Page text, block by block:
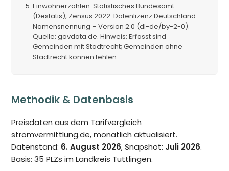
Einwohnerzahlen: Statistisches Bundesamt
(Destatis), Zensus 2022. Datenlizenz Deutschland –
Namensnennung – Version 2.0 (dl-de/by-2-0).
Quelle: govdata.de. Hinweis: Erfasst sind
Gemeinden mit Stadtrecht; Gemeinden ohne
Stadtrecht können fehlen.
Methodik & Datenbasis
Preisdaten aus dem Tarifvergleich
stromvermittlung.de, monatlich aktualisiert.
Datenstand: 6. August 2026, Snapshot: Juli 2026.
Basis: 35 PLZs im Landkreis Tuttlingen.